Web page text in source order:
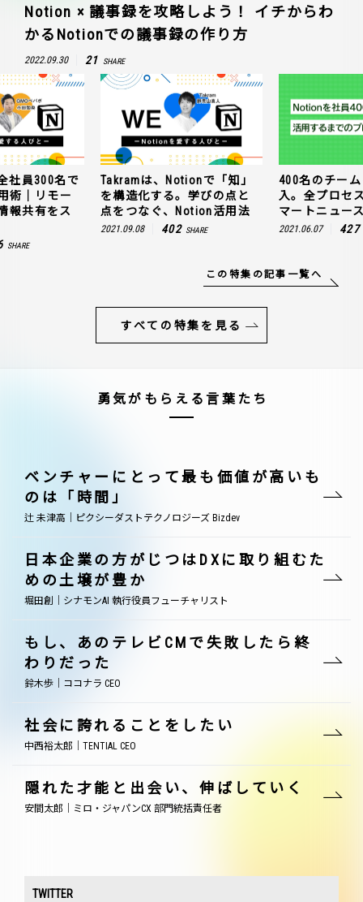
Notion × 議事録を攻略しよう！ イチからわ
かるNotionでの議事録の作り方
2022.09.30 21 SHARE
社員300名で
術｜リモー
報共有をス
SHARE
Takramは、Notionで「知」
を構造化する。学びの点と
点をつなぐ、Notion活用法
2021.09.08 402 SHARE
400名のチー
入。全プロセ
マートニュー
2021.06.07 427
この特集の記事一覧へ
すべての特集を見る
勇気がもらえる言葉たち
ベンチャーにとって最も価値が高いも
のは「時間」
辻 未津高｜ピクシーダストテクノロジーズ Bizdev
日本企業の方がじつはDXに取り組むた
めの土壌が豊か
堀田創｜シナモンAI 執行役員フューチャリスト
もし、あのテレビCMで失敗したら終
わりだった
鈴木歩｜ココナラ CEO
社会に誇れることをしたい
中西裕太郎｜TENTIAL CEO
隠れた才能と出会い、伸ばしていく
安間太郎｜ミロ・ジャパンCX 部門統括責任者
TWITTER